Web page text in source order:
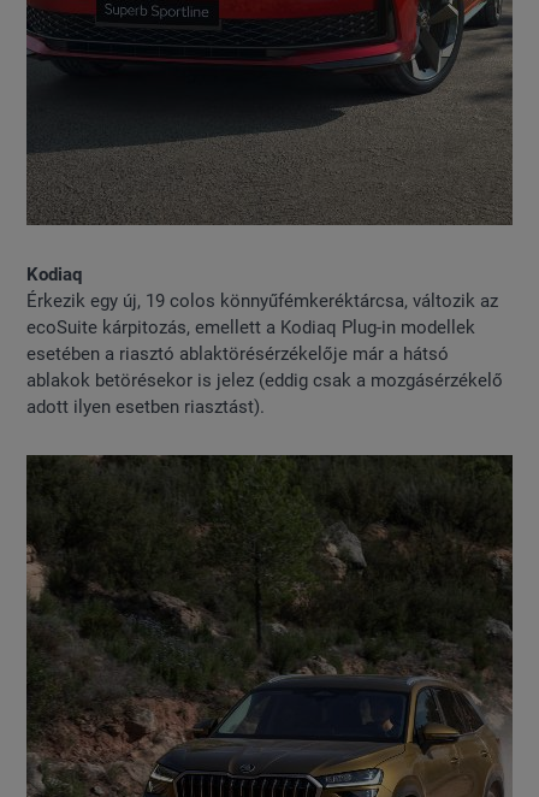
Kodiaq
Érkezik egy új, 19 colos könnyűfémkeréktárcsa, változik az
ecoSuite kárpitozás, emellett a Kodiaq Plug-in modellek
esetében a riasztó ablaktörésérzékelője már a hátsó
ablakok betörésekor is jelez (eddig csak a mozgásérzékelő
adott ilyen esetben riasztást).